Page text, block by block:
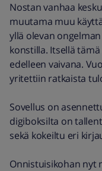
Nostan vanhaa
muutama muu
yllä olevan
konstilla. Itsellä
edelleen vaivana.
yritettiin ratkaista
Sovellus on
digiboksilta on
sekä kokeiltu eri
Onnistuisikohan nyt